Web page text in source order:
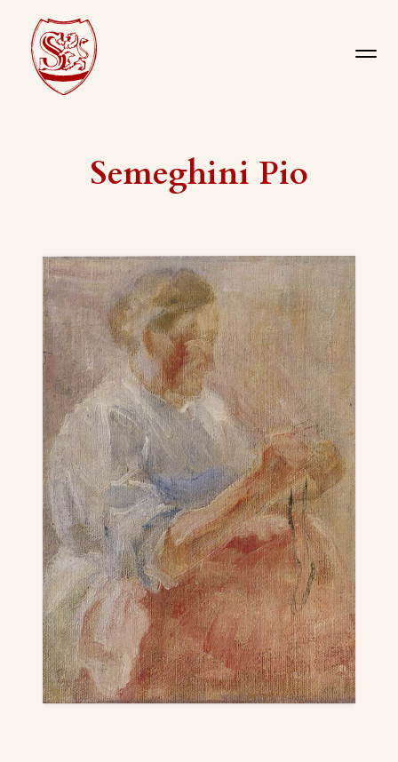
Semeghini Pio